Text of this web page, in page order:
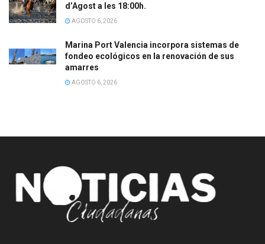
d’Agost a les 18:00h.
AGOSTO 6, 2026
Marina Port Valencia incorpora sistemas de
fondeo ecológicos en la renovación de sus
amarres
AGOSTO 6, 2026